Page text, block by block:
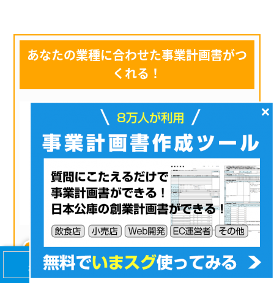
あなたの業種に合わせた事業計画書がつ
くれる！
累計８万人が利用！質問に答えるだけで「事
業計画書・数値計画書」が完成
日本政策金融公庫の創業計画書も作成でき、
12業種・4188社の経営者と比較し、あなたの
事業計画の安全率を判定
飲食業の方
【無料】8万人が利用！
事業計画書カンタン作成
会社設立・経営
マニュアルプレゼント
×